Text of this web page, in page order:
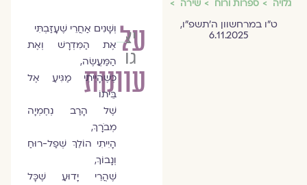
גלויה ספרות ורוח שירה
ט״ו במרחשוון ה׳תשפ״ו,
6.11.2025
על
עוונות
יצחק
גווילי
וְשָׁנִים אַחֲרֵי שֶׁעָזַבְתִּי
אֶת הַמִּדְרָשׁ וְאֶת
הַמַּעֲשֶׂה,
כְּשֶׁהָיִיתִי מַגִּיעַ אֶל
בֵּיתוֹ
שֶׁל הָרַב נְחֶמְיָה
מְבֹרָךְ,
הָיִיתִי הוֹלֵךְ שְׁפַל-רוּחַ
וְנָבוֹךְ,
שֶׁהֲרֵי יָדוּעַ שֶׁכָּל